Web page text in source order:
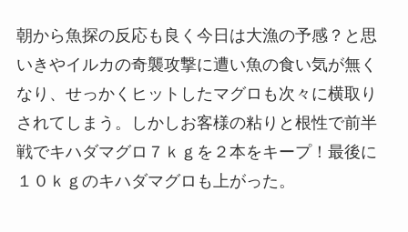
朝から魚探の反応も良く今日は大漁の予感？と思
いきやイルカの奇襲攻撃に遭い魚の食い気が無く
なり、せっかくヒットしたマグロも次々に横取り
されてしまう。しかしお客様の粘りと根性で前半
戦でキハダマグロ７ｋｇを２本をキープ！最後に
１０ｋｇのキハダマグロも上がった。